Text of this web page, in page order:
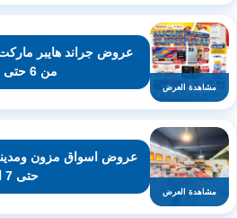
مشاهدة العرض
عروض جراند هايبر ماركت
من 6 حتى 12 اغسطس
مشاهدة العرض
حتى 7 اغسطس